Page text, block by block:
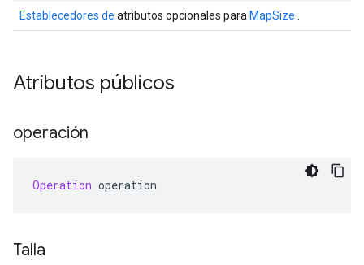
Establecedores de atributos opcionales para MapSize
Atributos públicos
operación
Operation operation
Talla